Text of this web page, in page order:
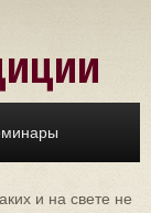
и на свете не